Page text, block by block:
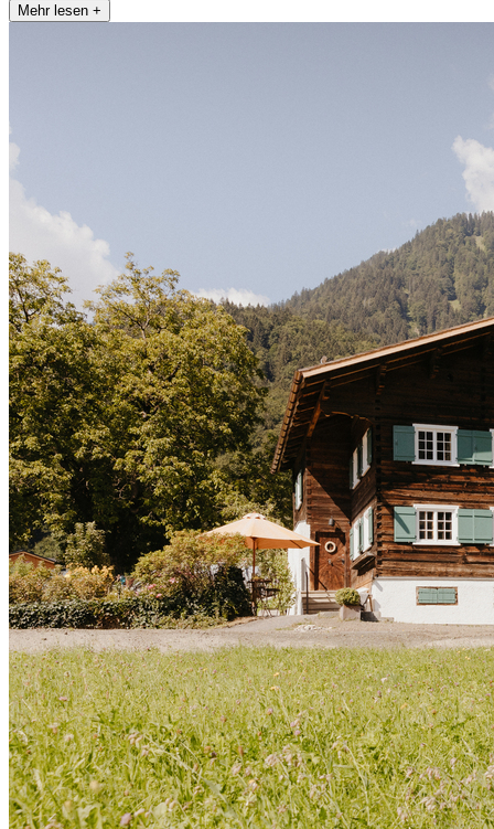
Mehr lesen +